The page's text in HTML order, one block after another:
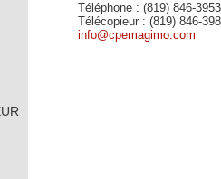
Téléphone : (819) 846-3953
Télécopieur : (819) 846-
info@cpemagimo.com